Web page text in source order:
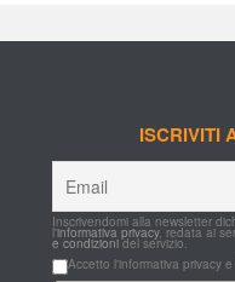
ISCRIVITI
Inscrivendomi alla newsletter
l'informativa privacy, redata ai
e condizioni del servizio.
Accetto l'informativa privacy